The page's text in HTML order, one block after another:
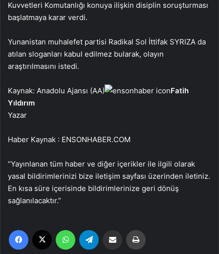
Kuvvetleri Komutanlığı konuya ilişkin disiplin soruşturması
başlatmaya karar verdi.
Yunanistan muhalefet partisi Radikal Sol İttifak SYRIZA da
atılan sloganları kabul edilmez bularak, olayın
araştırılmasını istedi.
Kaynak: Anadolu Ajansı (AA)
Fatih
Yıldırım
Yazar
Haber Kaynak : ENSONHABER.COM
“Yayınlanan tüm haber ve diğer içerikler ile ilgili olarak
yasal bildirimlerinizi bize iletişim sayfası üzerinden iletiniz.
En kısa süre içerisinde bildirimlerinize geri dönüş
sağlanılacaktır.”
Facebook WhatsApp Email'den paylaş